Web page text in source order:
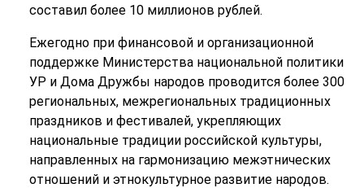
составил более 10 миллионов рублей.
Ежегодно при финансовой и организационной
поддержке Министерства национальной политики
УР и Дома Дружбы народов проводится более 300
региональных, межрегиональных традиционных
праздников и фестивалей, укрепляющих
национальные традиции российской культуры,
направленных на гармонизацию межэтнических
отношений и этнокультурное развитие народов.